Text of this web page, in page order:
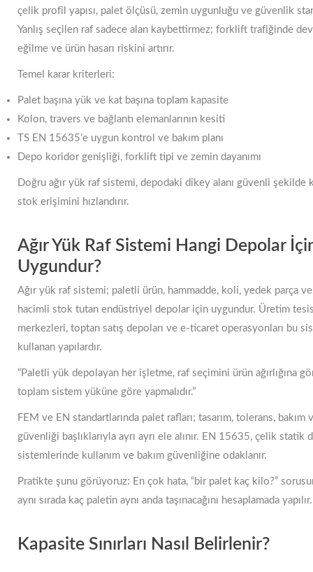
çelik profil yapısı, palet ölçüsü, zemin uygunluğu ve güvenlik
Yanlış seçilen raf sadece alan kaybettirmez; forklift trafiğinde
eğilme ve ürün hasarı riskini artırır.
Temel karar kriterleri:
Palet başına yük ve kat başına toplam kapasite
Kolon, travers ve bağlantı elemanlarının kesiti
TS EN 15635’e uygun kontrol ve bakım planı
Depo koridor genişliği, forklift tipi ve zemin dayanımı
Doğru ağır yük raf sistemi, depodaki dikey alanı güvenli şekilde
stok erişimini hızlandırır.
Ağır Yük Raf Sistemi Hangi Depolar
Uygundur?
Ağır yük raf sistemi; paletli ürün, hammadde, koli, yedek parça
hacimli stok tutan endüstriyel depolar için uygundur. Üretim
merkezleri, toptan satış depoları ve e-ticaret operasyonları bu
kullanan yapılardır.
“Paletli yük depolayan her işletme, raf seçimini ürün ağırlığına
toplam sistem yüküne göre yapmalıdır.”
FEM ve EN standartlarında palet rafları; tasarım, tolerans, bakım
güvenliği başlıklarıyla ayrı ayrı ele alınır. EN 15635, çelik statik
sistemlerinde kullanım ve bakım güvenliğine odaklanır.
Pratikte şunu görüyoruz: En çok hata, “bir palet kaç kilo?”
aynı sırada kaç paletin aynı anda taşınacağını hesaplamada yapılır.
Kapasite Sınırları Nasıl Belirlenir?